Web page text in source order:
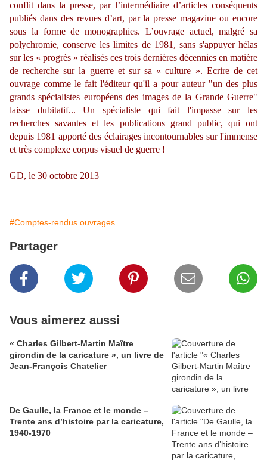
conflit dans la presse, par l’intermédiaire d’articles conséquents
publiés dans des revues d’art, par la presse magazine ou encore
sous la forme de monographies. L’ouvrage actuel, malgré sa
polychromie, conserve les limites de 1981, sans s'appuyer hélas
sur les « progrès » réalisés ces trois dernières décennies en matière
de recherche sur la guerre et sur sa « culture ». Ecrire de cet
ouvrage comme le fait l'éditeur qu'il a pour auteur "un des plus
grands spécialistes européens des images de la Grande Guerre"
laisse dubitatif... Un spécialiste qui fait l'impasse sur les
recherches savantes et les publications grand public, qui ont
depuis 1981 apporté des éclairages incontournables sur l'immense
et très complexe corpus visuel de guerre !
GD, le 30 octobre 2013
#Comptes-rendus ouvrages
Partager
Vous aimerez aussi
« Charles Gilbert-Martin Maître
girondin de la caricature », un livre de
Jean-François Chatelier
De Gaulle, la France et le monde –
Trente ans d’histoire par la caricature,
1940-1970